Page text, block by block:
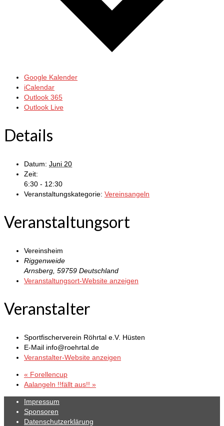
Google Kalender
iCalendar
Outlook 365
Outlook Live
Details
Datum: Juni 20
Zeit:
6:30 - 12:30
Veranstaltungskategorie: Vereinsangeln
Veranstaltungsort
Vereinsheim
Riggenweide
Arnsberg 59759 Deutschland
Veranstaltungsort-Website anzeigen
Veranstalter
Sportfischerverein Röhrtal e.V. Hüsten
E-Mail info@roehrtal.de
Veranstalter-Website anzeigen
« Forellencup
Aalangeln !!fällt aus!! »
Impressum
Sponsoren
Datenschutzerklärung